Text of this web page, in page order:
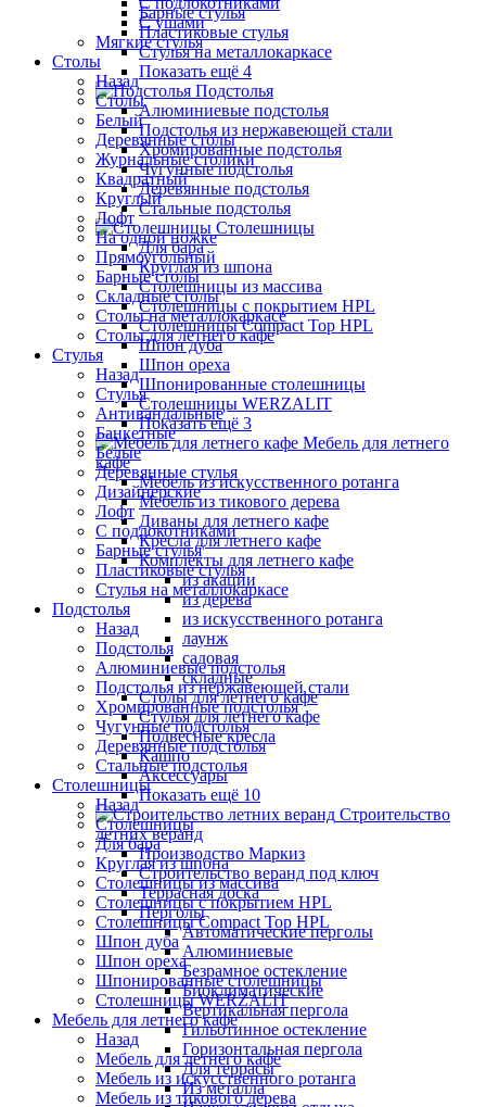
Барные стулья
Пластиковые стулья
Стулья на металлокаркасе
Показать ещё 4
Подстолья
Алюминиевые подстолья
Подстолья из нержавеющей стали
Хромированные подстолья
Чугунные подстолья
Деревянные подстолья
Стальные подстолья
Столешницы
Для бара
Круглая из шпона
Столешницы из массива
Столешницы с покрытием HPL
Столешницы Сompact Top HPL
Шпон дуба
Шпон ореха
Шпонированные столешницы
Столешницы WERZALIT
Показать ещё 3
Мебель для летнего
кафе
Мебель из искусственного ротанга
Мебель из тикового дерева
Диваны для летнего кафе
Кресла для летнего кафе
Комплекты для летнего кафе
из акации
из дерева
из искусственного ротанга
лаунж
садовая
складные
Столы для летнего кафе
Стулья для летнего кафе
Подвесные кресла
Кашпо
Аксессуары
Показать ещё 10
Строительство
летних веранд
Производство Маркиз
Строительство веранд под ключ
Террасная доска
Перголы
Автоматические перголы
Алюминиевые
Безрамное остекление
Биоклиматические
Вертикальная пергола
Гильотинное остекление
Горизонтальная пергола
Для террасы
Из металла
С ушами
Мягкие стулья
Столы
Назад
Столы
Белый
Деревянные столы
Журнальные столики
Квадратный
Круглый
Лофт
На одной ножке
Прямоугольный
Барные столы
Складные столы
Столы на металлокаркасе
Столы для летнего кафе
Стулья
Назад
Стулья
Антивандальные
Банкетные
Белые
Деревянные стулья
Дизайнерские
Лофт
С подлокотниками
Барные стулья
Пластиковые стулья
Стулья на металлокаркасе
Подстолья
Назад
Подстолья
Алюминиевые подстолья
Подстолья из нержавеющей стали
Хромированные подстолья
Чугунные подстолья
Деревянные подстолья
Стальные подстолья
Столешницы
Назад
Столешницы
Для бара
Круглая из шпона
Столешницы из массива
Столешницы с покрытием HPL
Столешницы Сompact Top HPL
Шпон дуба
Шпон ореха
Шпонированные столешницы
Столешницы WERZALIT
Мебель для летнего кафе
Назад
Мебель для летнего кафе
Мебель из искусственного ротанга
Мебель из тикового дерева